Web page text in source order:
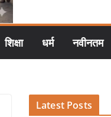
शिक्षा धर्म नवीनतम
Latest Posts